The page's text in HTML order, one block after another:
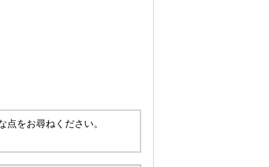
をお尋ねください。